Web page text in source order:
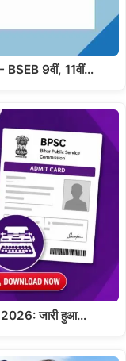
9वीं, 11वीं…
जारी हुआ…